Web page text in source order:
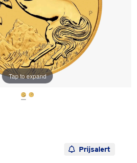
Tap to expand
Prijsalert